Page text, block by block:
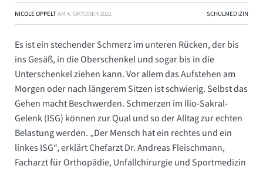
NICOLE OPPELTAM 4. OKTOBER 2021 SCHULMEDIZIN
Es ist ein stechender Schmerz im unteren Rücken, der bis
ins Gesäß, in die Oberschenkel und sogar bis in die
Unterschenkel ziehen kann. Vor allem das Aufstehen am
Morgen oder nach längerem Sitzen ist schwierig. Selbst das
Gehen macht Beschwerden. Schmerzen im Ilio-Sakral-
Gelenk (ISG) können zur Qual und so der Alltag zur echten
Belastung werden. „Der Mensch hat ein rechtes und ein
linkes ISG“, erklärt Chefarzt Dr. Andreas Fleischmann,
Facharzt für Orthopädie, Unfallchirurgie und Sportmedizin